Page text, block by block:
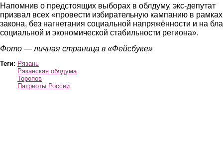
Напомнив о предстоящих выборах в облдуму, экс-депутат
призвал всех «провести избирательную кампанию в рамках
закона, без нагнетания социальной напряжённости и на
социальной и экономической стабильности региона».
Фото — личная страница в «Фейсбуке»
Теги: Рязань
Рязанская облдума
Торопов
Патриоты России